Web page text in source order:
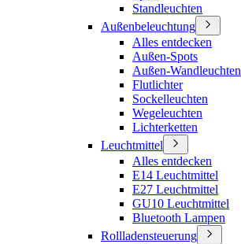
Standleuchten
Außenbeleuchtung
Alles entdecken
Außen-Spots
Außen-Wandleuchten
Flutlichter
Sockelleuchten
Wegeleuchten
Lichterketten
Leuchtmittel
Alles entdecken
E14 Leuchtmittel
E27 Leuchtmittel
GU10 Leuchtmittel
Bluetooth Lampen
Rollladensteuerung